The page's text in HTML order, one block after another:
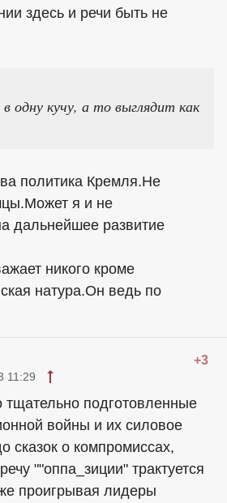
здесь и речи быть не
одну кучу, а то выглядит как
политика Кремля.Не
я и не
дальнейшее развитие
никого кроме
натура.Он ведь по
+3
11:29
тщательно подготовленные
войны и их силовое
сказок о компромиссах,
""оппа_зиции" трактуется
проигрывая лидеры